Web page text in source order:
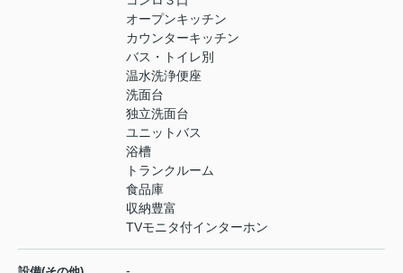
オープンキッチン
カウンターキッチン
バス・トイレ別
温水洗浄便座
洗面台
独立洗面台
ユニットバス
浴槽
トランクルーム
食品庫
収納豊富
TVモニタ付インターホン